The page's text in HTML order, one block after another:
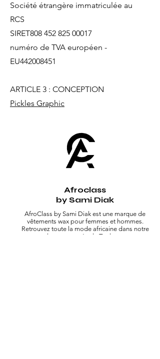
Société étrangère immatriculée au
RCS
SIRET808 452 825 00017
numéro de TVA européen -
EU442008451
ARTICLE 3 : CONCEPTION
Pickles Graphic
Afroclass
by Sami Diak
AfroClass by Sami Diak est une marque de
vêtements wax pour femmes et hommes.
Retrouvez toute la mode africaine dans notre
showroom près de Toulouse.